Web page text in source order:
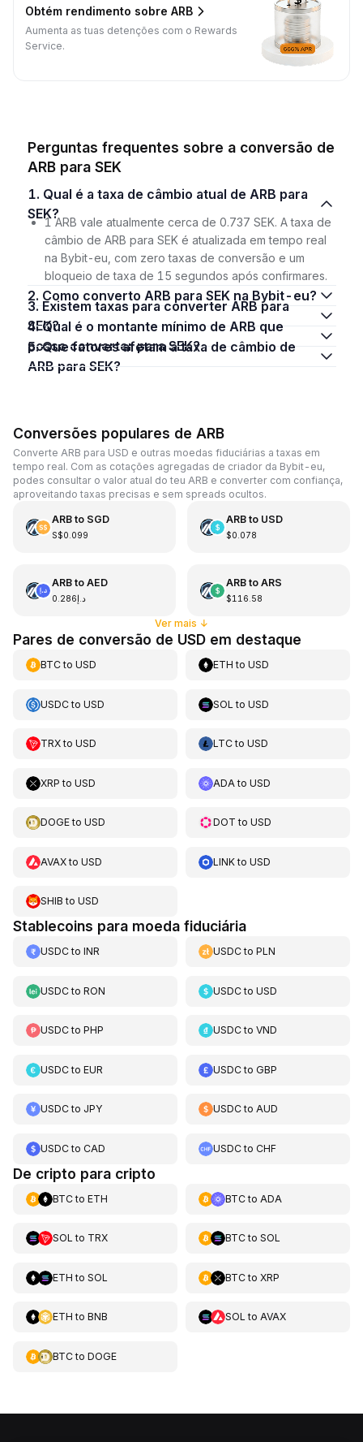
Obtém rendimento sobre ARB
Aumenta as tuas detenções com o Rewards
Service.
Perguntas frequentes sobre a conversão de
ARB para SEK
1. Qual é a taxa de câmbio atual de ARB para
SEK?
1 ARB vale atualmente cerca de 0.737 SEK. A taxa de
câmbio de ARB para SEK é atualizada em tempo real
na Bybit-eu, com zero taxas de conversão e um
bloqueio de taxa de 15 segundos após confirmares.
2. Como converto ARB para SEK na Bybit-eu?
3. Existem taxas para converter ARB para
SEK?
4. Qual é o montante mínimo de ARB que
posso converter para SEK?
5. Que fatores afetam a taxa de câmbio de
ARB para SEK?
Conversões populares de ARB
Converte ARB para USD e outras moedas fiduciárias a taxas em
tempo real. Com as cotações agregadas de criador da Bybit-eu,
podes consultar o valor atual do teu ARB e converter com confiança,
aproveitando taxas precisas e sem spreads ocultos.
ARBto SGD
S$0.099
ARBto USD
$0.078
ARBto AED
د.إ0.286
ARBto ARS
$116.58
Ver mais ↓
Pares de conversão de USD em destaque
BTCto USD ETH toUSD
USDCto USD SOL toUSD
TRXto USD LTCtoUSD
XRP to USD ADA toUSD
DOGEto USD DOT toUSD
AVAXto USD LINKtoUSD
SHIB to USD
Stablecoins para moeda fiduciária
USDCto INR USDCtoPLN
USDCto RON USDCtoUSD
USDCto PHP USDCtoVND
USDCto EUR USDCtoGBP
USDCto JPY USDCtoAUD
USDCto CAD USDCtoCHF
De cripto para cripto
BTCto ETH BTCto ADA
SOL to TRX BTCto SOL
ETH to SOL BTCto XRP
ETH to BNB SOL to AVAX
BTCto DOGE